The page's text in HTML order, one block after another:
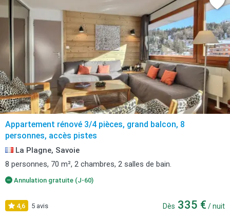
Appartement rénové 3/4 pièces, grand balcon, 8
personnes, accès pistes
La Plagne, Savoie
8 personnes, 70 m², 2 chambres, 2 salles de bain.
Annulation gratuite (J-60)
4,6 5 avis Dès 335 € / nuit